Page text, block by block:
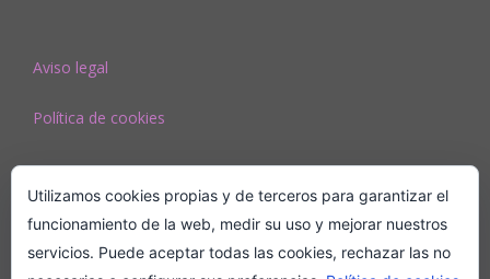
Aviso legal
Política de cookies
Utilizamos cookies propias y de terceros para garantizar el
funcionamiento de la web, medir su uso y mejorar nuestros
servicios. Puede aceptar todas las cookies, rechazar las no